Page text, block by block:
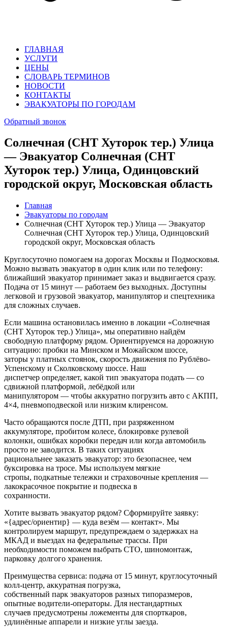
ГЛАВНАЯ
УСЛУГИ
ЦЕНЫ
СЛОВАРЬ ТЕРМИНОВ
НОВОСТИ
КОНТАКТЫ
ЭВАКУАТОРЫ ПО ГОРОДАМ
Обратный звонок
Солнечная (СНТ Хуторок тер.) Улица
— Эвакуатор Солнечная (СНТ
Хуторок тер.) Улица, Одинцовский
городской округ, Московская область
Главная
Эвакуаторы по городам
Солнечная (СНТ Хуторок тер.) Улица — Эвакуатор
Солнечная (СНТ Хуторок тер.) Улица, Одинцовский
городской округ, Московская область
Круглосуточно помогаем на дорогах Москвы и Подмосковья.
Можно вызвать эвакуатор в один клик или по телефону:
ближайший эвакуатор принимает заказ и выдвигается сразу.
Подача от 15 минут — работаем без выходных. Доступны
легковой и грузовой эвакуатор, манипулятор и спецтехника
для сложных случаев.
Если машина остановилась именно в локации «Солнечная
(СНТ Хуторок тер.) Улица», мы оперативно найдём
свободную платформу рядом. Ориентируемся на дорожную
ситуацию: пробки на Минском и Можайском шоссе,
заторы у платных стоянок, скорость движения по Рублёво-
Успенскому и Сколковскому шоссе. Наш
диспетчер определяет, какой тип эвакуатора подать — со
сдвижной платформой, лебёдкой или
манипулятором — чтобы аккуратно погрузить авто с АКПП,
4×4, пневмоподвеской или низким клиренсом.
Часто обращаются после ДТП, при разряженном
аккумуляторе, пробитом колесе, блокировке рулевой
колонки, ошибках коробки передач или когда автомобиль
просто не заводится. В таких ситуациях
рациональнее заказать эвакуатор: это безопаснее, чем
буксировка на тросе. Мы используем мягкие
стропы, подкатные тележки и страховочные крепления —
лакокрасочное покрытие и подвеска в
сохранности.
Хотите вызвать эвакуатор рядом? Сформируйте заявку:
«{адрес/ориентир} — куда везём — контакт». Мы
контролируем маршрут, предупреждаем о задержках на
МКАД и выездах на федеральные трассы. При
необходимости поможем выбрать СТО, шиномонтаж,
парковку долгого хранения.
Преимущества сервиса: подача от 15 минут, круглосуточный
колл‑центр, аккуратная погрузка,
собственный парк эвакуаторов разных типоразмеров,
опытные водители-операторы. Для нестандартных
случаев предусмотрены ложементы для спорткаров,
удлинённые аппарели и низкие углы заезда.